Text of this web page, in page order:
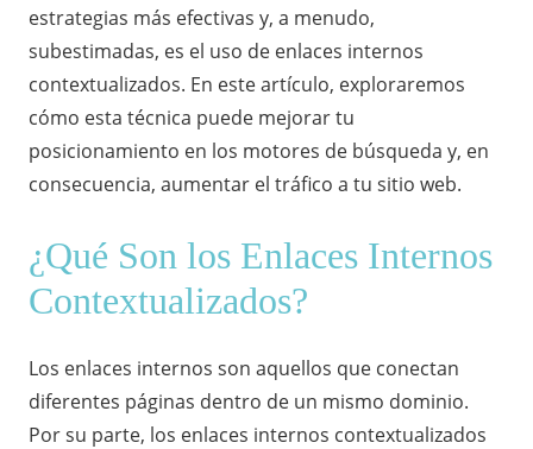
estrategias más efectivas y, a menudo,
subestimadas, es el uso de enlaces internos
contextualizados. En este artículo, exploraremos
cómo esta técnica puede mejorar tu
posicionamiento en los motores de búsqueda y, en
consecuencia, aumentar el tráfico a tu sitio web.
¿Qué Son los Enlaces Internos
Contextualizados?
Los enlaces internos son aquellos que conectan
diferentes páginas dentro de un mismo dominio.
Por su parte, los enlaces internos contextualizados